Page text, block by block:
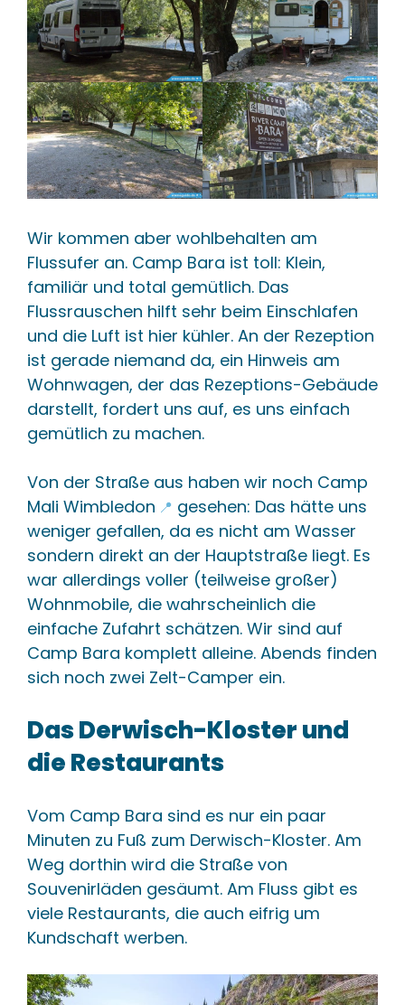
Wir kommen aber wohlbehalten am
Flussufer an. Camp Bara ist toll: Klein,
familiär und total gemütlich. Das
Flussrauschen hilft sehr beim Einschlafen
und die Luft ist hier kühler. An der Rezeption
ist gerade niemand da, ein Hinweis am
Wohnwagen, der das Rezeptions-Gebäude
darstellt, fordert uns auf, es uns einfach
gemütlich zu machen.
Von der Straße aus haben wir noch Camp
Mali Wimbledon 📍 gesehen: Das hätte uns
weniger gefallen, da es nicht am Wasser
sondern direkt an der Hauptstraße liegt. Es
war allerdings voller (teilweise großer)
Wohnmobile, die wahrscheinlich die
einfache Zufahrt schätzen. Wir sind auf
Camp Bara komplett alleine. Abends finden
sich noch zwei Zelt-Camper ein.
Das Derwisch-Kloster und
die Restaurants
Vom Camp Bara sind es nur ein paar
Minuten zu Fuß zum Derwisch-Kloster. Am
Weg dorthin wird die Straße von
Souvenirläden gesäumt. Am Fluss gibt es
viele Restaurants, die auch eifrig um
Kundschaft werben.